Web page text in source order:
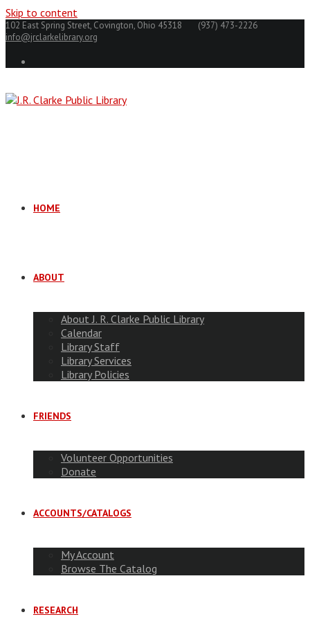
Skip to content
102 East Spring Street, Covington, Ohio 45318
(937) 473-2226
info@jrclarkelibrary.org
HOME
ABOUT
About J. R. Clarke Public Library
Calendar
Library Staff
Library Services
Library Policies
FRIENDS
Volunteer Opportunities
Donate
ACCOUNTS/CATALOGS
My Account
Browse The Catalog
RESEARCH